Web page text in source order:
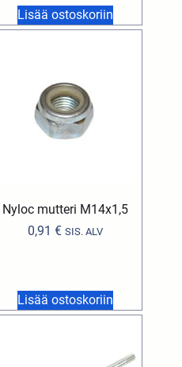
Lisää ostoskoriin
Nyloc mutteri M14x1,5
0,91€ SIS. ALV
Lisää ostoskoriin